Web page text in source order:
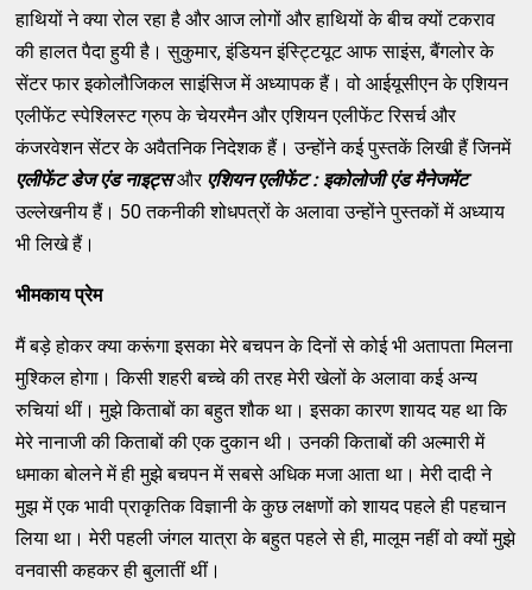
हाथियों ने क्या रोल रहा है और आज लोगों और हाथियों के बीच क्यों टकराव
की हालत पैदा हुयी है। सुकुमार, इंडियन इंस्ट्टियूट आफ साइंस, बैंगलोर के
सेंटर फार इकोलौजिकल साइंसिज में अध्यापक हैं। वो आईयूसीएन के एशियन
एलीफेंट स्पेश्लिस्ट ग्रुप के चेयरमैन और एशियन एलीफेंट रिसर्च और
कंजरवेशन सेंटर के अवैतनिक निदेशक हैं। उन्होंने कई पुस्तकें लिखी हैं जिनमें
एलीफेंट डेज एंड नाइट्सऔर एशियन एलीफेंट : इकोलोजी एंड मैनेजमेंट
उल्लेखनीय हैं। 50 तकनीकी शोधपत्रों के अलावा उन्होंने पुस्तकों में अध्याय
भी लिखे हैं।
भीमकाय प्रेम
मैं बड़े होकर क्या करूंगा इसका मेरे बचपन के दिनों से कोई भी अतापता मिलना
मुश्किल होगा। किसी शहरी बच्चे की तरह मेरी खेलों के अलावा कई अन्य
रुचियां थीं। मुझे किताबों का बहुत शौक था। इसका कारण शायद यह था कि
मेरे नानाजी की किताबों की एक दुकान थी। उनकी किताबों की अल्मारी में
धमाका बोलने में ही मुझे बचपन में सबसे अधिक मजा आता था। मेरी दादी ने
मुझ में एक भावी प्राकृतिक विज्ञानी के कुछ लक्षणों को शायद पहले ही पहचान
लिया था। मेरी पहली जंगल यात्रा के बहुत पहले से ही, मालूम नहीं वो क्यों मुझे
वनवासी कहकर ही बुलातीं थीं।